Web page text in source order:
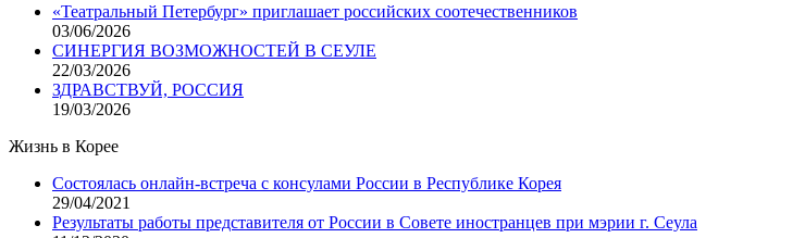
«Театральный Петербург» приглашает российских соотечественников
03/06/2026
СИНЕРГИЯ ВОЗМОЖНОСТЕЙ В СЕУЛЕ
22/03/2026
ЗДРАВСТВУЙ, РОССИЯ
19/03/2026
Жизнь в Корее
Состоялась онлайн-встреча с консулами России в Республике Корея
29/04/2021
Результаты работы представителя от России в Совете иностранцев при мэрии г. Сеула